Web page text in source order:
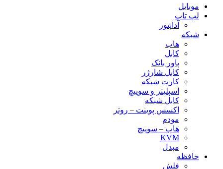
موبایل
لپ تاپ
آداپتور
شبکه
هاب
کابل
پاور بانک
کابل شارژر
کارت شبکه
اسپلیتر و سوییچ
کابل شبکه
اکسس پوینت – روتر
مودم
هاب – سوییچ
KVM
مبدل
حافظه
فلش